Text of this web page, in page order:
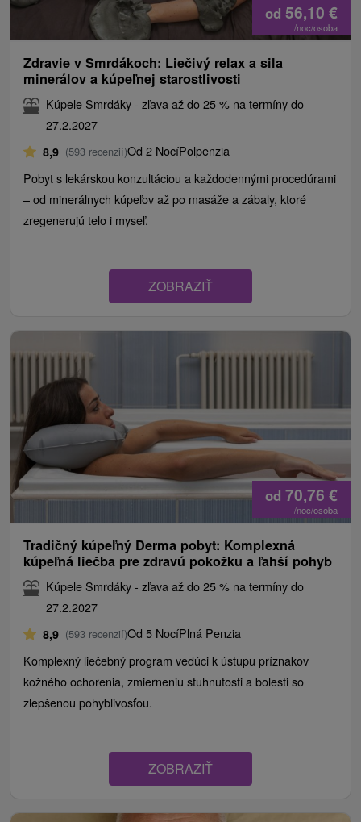
od 56,10 €
/noc/osoba
Zdravie v Smrdákoch: Liečivý relax a sila
minerálov a kúpeľnej starostlivosti
Kúpele Smrdáky - zľava až do 25 % na termíny do
27.2.2027
8,9 (593 recenzií)Od 2 NocíPolpenzia
Pobyt s lekárskou konzultáciou a každodennými procedúrami
– od minerálnych kúpeľov až po masáže a zábaly, ktoré
zregenerujú telo i myseľ.
ZOBRAZIŤ
od 70,76 €
/noc/osoba
Tradičný kúpeľný Derma pobyt: Komplexná
kúpeľná liečba pre zdravú pokožku a ľahší pohyb
Kúpele Smrdáky - zľava až do 25 % na termíny do
27.2.2027
8,9 (593 recenzií)Od 5 NocíPlná Penzia
Komplexný liečebný program vedúci k ústupu príznakov
kožného ochorenia, zmierneniu stuhnutosti a bolesti so
zlepšenou pohyblivosťou.
ZOBRAZIŤ